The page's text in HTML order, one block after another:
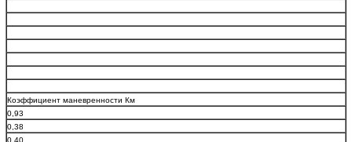
Коэффициент маневренности Км
0,93
0,38